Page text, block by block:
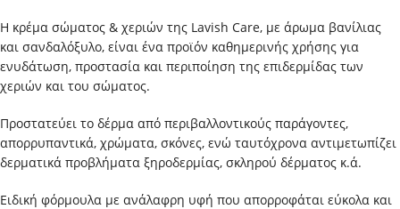
Η κρέμα σώματος & χεριών της Lavish Care, με άρωμα βανίλιας
και σανδαλόξυλο, είναι ένα προϊόν καθημερινής χρήσης για
ενυδάτωση, προστασία και περιποίηση της επιδερμίδας των
χεριών και του σώματος.
Προστατεύει το δέρμα από περιβαλλοντικούς παράγοντες,
απορρυπαντικά, χρώματα, σκόνες, ενώ ταυτόχρονα αντιμετωπίζει
δερματικά προβλήματα ξηροδερμίας, σκληρού δέρματος κ.ά.
Ειδική φόρμουλα με ανάλαφρη υφή που απορροφάται εύκολα και